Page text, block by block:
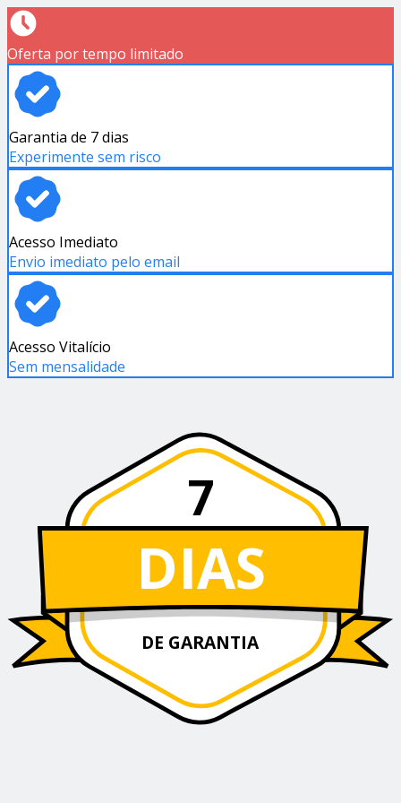
Oferta por tempo limitado
Garantia de 7 dias
Experimente sem risco
Acesso Imediato
Envio imediato pelo email
Acesso Vitalício
Sem mensalidade
7
DIAS
DE GARANTIA